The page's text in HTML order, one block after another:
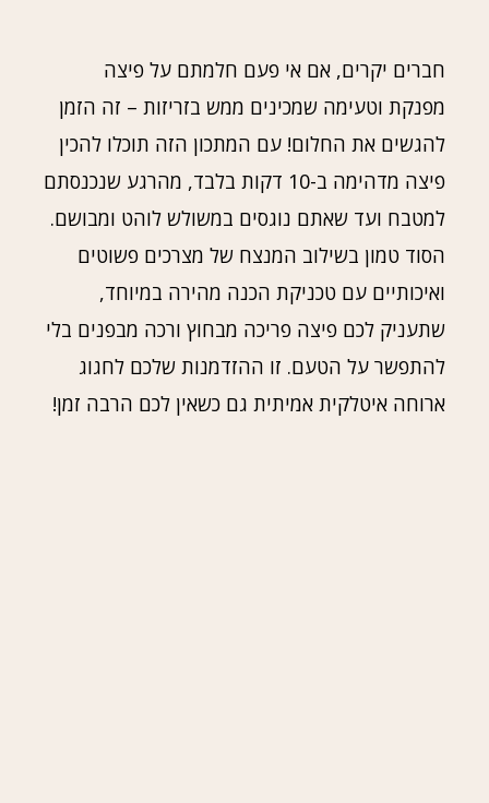
חברים יקרים, אם אי פעם חלמתם על פיצה
מפנקת וטעימה שמכינים ממש בזריזות – זה הזמן
להגשים את החלום! עם המתכון הזה תוכלו להכין
פיצה מדהימה ב-10 דקות בלבד, מהרגע שנכנסתם
למטבח ועד שאתם נוגסים במשולש לוהט ומבושם.
הסוד טמון בשילוב המנצח של מצרכים פשוטים
ואיכותיים עם טכניקת הכנה מהירה במיוחד,
שתעניק לכם פיצה פריכה מבחוץ ורכה מבפנים בלי
להתפשר על הטעם. זו ההזדמנות שלכם לחגוג
ארוחה איטלקית אמיתית גם כשאין לכם הרבה זמן!